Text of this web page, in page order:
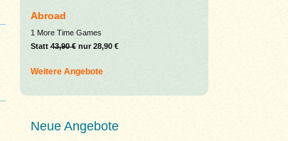
Abroad
1 More Time Games
Statt43,90 €nur 28,90 €
Weitere Angebote
Neue Angebote